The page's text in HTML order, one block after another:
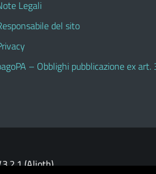
Legali
del sito
– Obblighi pubblicazione ex
(Alioth)